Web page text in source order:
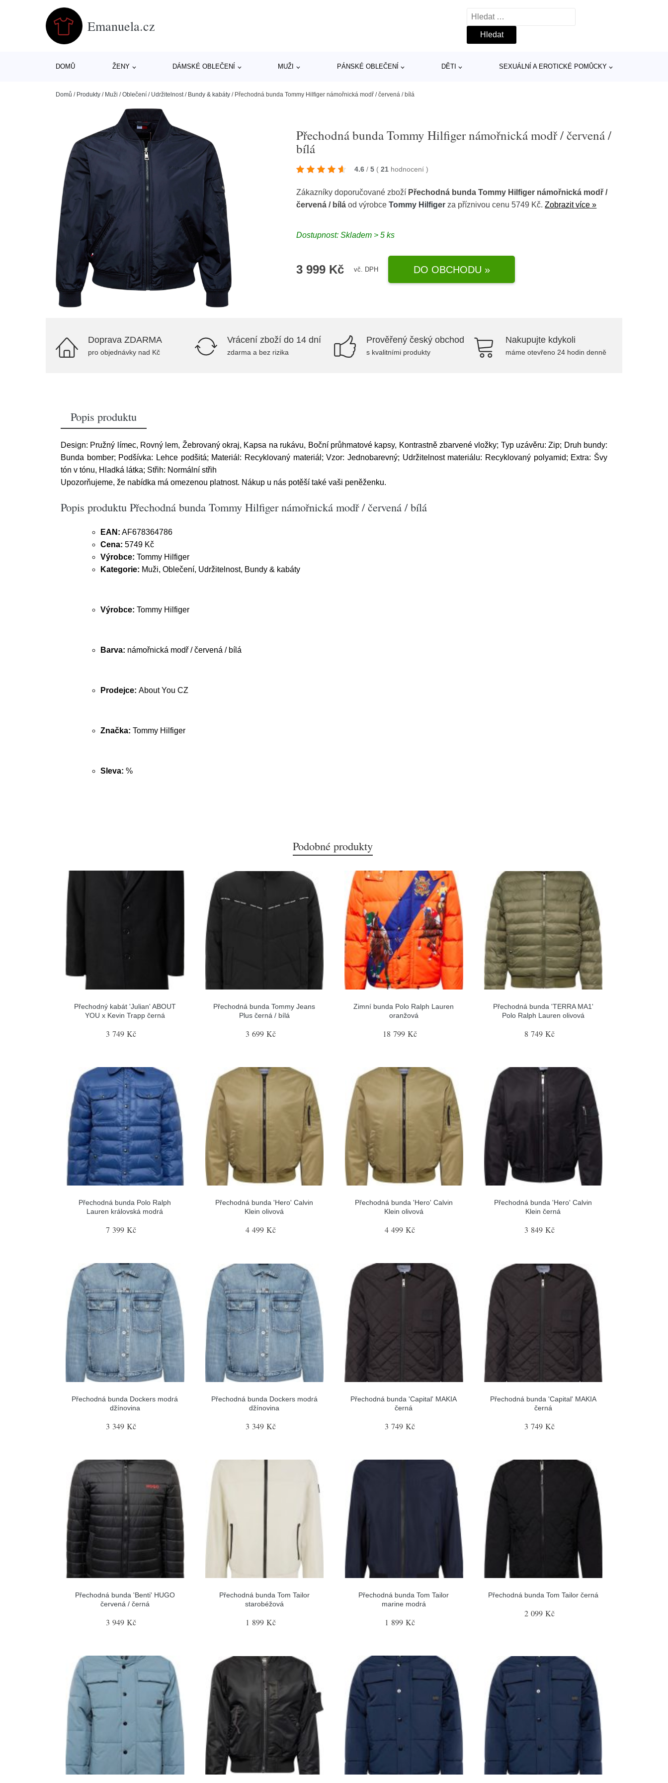
Emanuela.cz
Vyhledávání
DOMŮ ŽENY DÁMSKÉ OBLEČENÍ MUŽI PÁNSKÉ OBLEČENÍ DĚTI SEXUÁLNÍ A EROTICKÉ POMŮCKY
Domů / Produkty / Muži /Oblečení / Udržitelnost/ Bundy & kabáty / Přechodná bunda Tommy Hilfiger námořnická modř / červená / bílá
Přechodná bunda Tommy Hilfiger námořnická modř / červená /
bílá
4.6 / 5 ( 21 hodnocení)
Zákazníky doporučované zboží Přechodná bunda Tommy Hilfiger námořnická modř /
červená / bílá od výrobceTommy Hilfiger za příznivou cenu 5749 Kč.Zobrazit více »
Dostupnost: Skladem > 5 ks
3 999 Kč vč. DPH DO OBCHODU »
Doprava ZDARMA
pro objednávky nad Kč
Vrácení zboží do 14 dní
zdarma a bez rizika
Prověřený český obchod
s kvalitními produkty
Nakupujte kdykoli
máme otevřeno 24 hodin denně
Popis produktu
Design: Pružný límec, Rovný lem, Žebrovaný okraj, Kapsa na rukávu, Boční průhmatové kapsy, Kontrastně zbarvené vložky; Typ uzávěru: Zip; Druh bundy:
Bunda bomber; Podšívka: Lehce podšitá; Materiál: Recyklovaný materiál; Vzor: Jednobarevný; Udržitelnost materiálu: Recyklovaný polyamid; Extra: Švy
tón v tónu, Hladká látka; Střih: Normální střih
Upozorňujeme, že nabídka má omezenou platnost. Nákup u nás potěší také vaši peněženku.
Popis produktu Přechodná bunda Tommy Hilfiger námořnická modř / červená / bílá
EAN: AF678364786
Cena: 5749 Kč
Výrobce: Tommy Hilfiger
Kategorie: Muži, Oblečení, Udržitelnost, Bundy & kabáty
Výrobce: Tommy Hilfiger
Barva: námořnická modř / červená / bílá
Prodejce: About You CZ
Značka: Tommy Hilfiger
Sleva: %
Podobné produkty
Přechodný kabát 'Julian' ABOUT
YOU x Kevin Trapp černá
3 749 Kč
Přechodná bunda Tommy Jeans
Plus černá / bílá
3 699 Kč
Zimní bunda Polo Ralph Lauren
oranžová
18 799 Kč
Přechodná bunda 'TERRA MA1'
Polo Ralph Lauren olivová
8 749 Kč
Přechodná bunda Polo Ralph
Lauren královská modrá
7 399 Kč
Přechodná bunda 'Hero' Calvin
Klein olivová
4 499 Kč
Přechodná bunda 'Hero' Calvin
Klein olivová
4 499 Kč
Přechodná bunda 'Hero' Calvin
Klein černá
3 849 Kč
Přechodná bunda Dockers modrá
džínovina
3 349 Kč
Přechodná bunda Dockers modrá
džínovina
3 349 Kč
Přechodná bunda 'Capital' MAKIA
černá
3 749 Kč
Přechodná bunda 'Capital' MAKIA
černá
3 749 Kč
Přechodná bunda 'Benti' HUGO
červená / černá
3 949 Kč
Přechodná bunda Tom Tailor
starobéžová
1 899 Kč
Přechodná bunda Tom Tailor
marine modrá
1 899 Kč
Přechodná bunda Tom Tailor černá
2 099 Kč